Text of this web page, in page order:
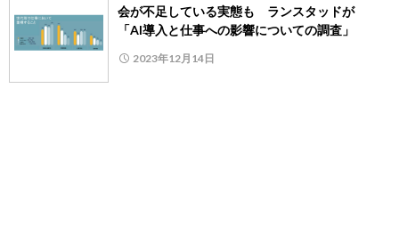
会が不足している実態も ランスタッドが
「AI導入と仕事への影響についての調査」
2023年12月14日